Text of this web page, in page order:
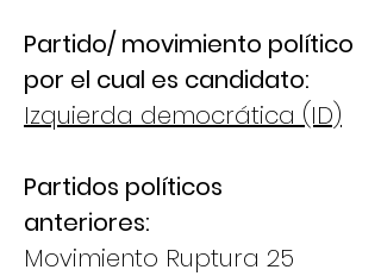
Partido/ movimiento político
por el cual es candidato:
Izquierda democrática (ID)
Partidos políticos
anteriores:
Movimiento Ruptura 25